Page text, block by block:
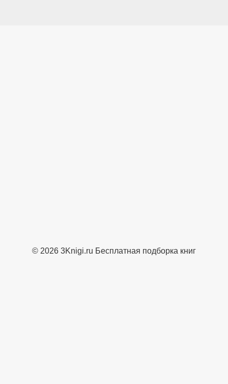
© 2026 3Knigi.ru Бесплатная подборка книг